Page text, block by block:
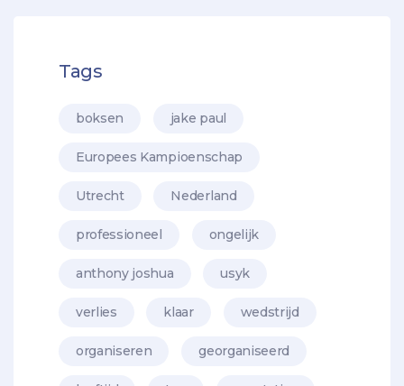
Tags
boksen jake paul
Europees Kampioenschap
Utrecht Nederland
professioneel ongelijk
anthony joshua usyk
verlies klaar wedstrijd
organiseren georganiseerd